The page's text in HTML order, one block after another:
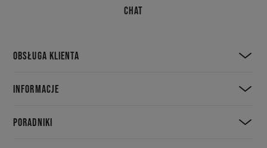
CHAT
OBSŁUGA KLIENTA
INFORMACJE
PORADNIKI